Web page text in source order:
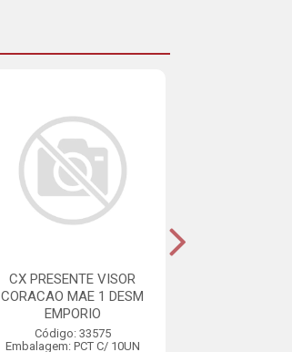
CX PRESENTE VISOR
CORACAO MAE 1 DESM
EMPORIO
Código: 33575
Embalagem: PCT C/ 10UN